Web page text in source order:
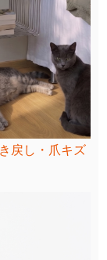
戻し・爪キズ